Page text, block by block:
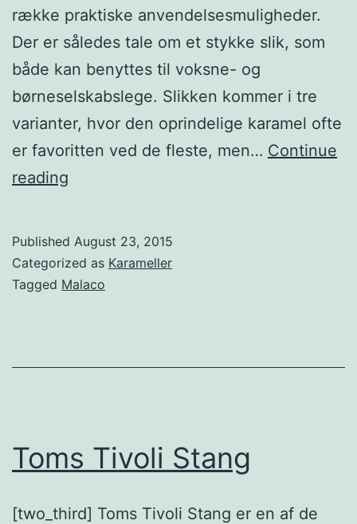
række praktiske anvendelsesmuligheder.
Der er således tale om et stykke slik, som
både kan benyttes til voksne- og
børneselskabslege. Slikken kommer i tre
varianter, hvor den oprindelige karamel ofte
er favoritten ved de fleste, men… Continue
reading
Published August 23, 2015
Categorized as Karameller
Tagged Malaco
Toms Tivoli Stang
[two_third] Toms Tivoli Stang er en af de